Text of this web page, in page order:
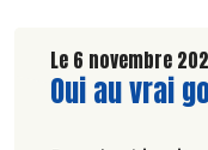
Le 6 novembre
Lire la suite
Oui au vrai